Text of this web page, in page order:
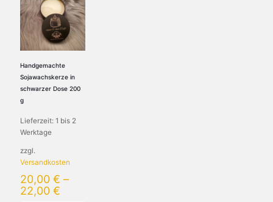
Handgemachte
Sojawachskerze in
schwarzer Dose 200
g
Lieferzeit: 1 bis 2
Werktage
zzgl.
Versandkosten
20,00 € –
22,00 €